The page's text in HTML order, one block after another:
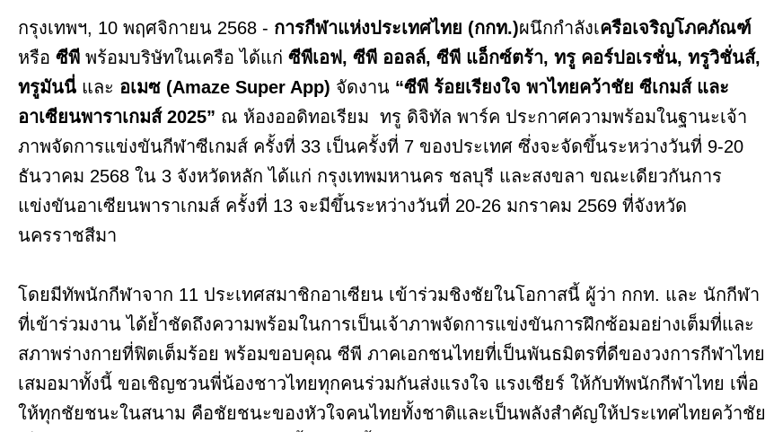
กรุงเทพฯ, 10 พฤศจิกายน 2568 - การกีฬาแห่งประเทศไทย (กกท.)ผนึกกำลังเครือเจริญโภคภัณฑ์
หรือ ซีพี พร้อมบริษัทในเครือ ได้แก่ ซีพีเอฟ, ซีพี ออลล์, ซีพี แอ็กซ์ตร้า, ทรู คอร์ปอเรชั่น, ทรูวิชั่นส์,
ทรูมันนี่ และ อเมซ (Amaze Super App) จัดงาน “ซีพี ร้อยเรียงใจ พาไทยคว้าชัย ซีเกมส์ และ
อาเซียนพาราเกมส์ 2025” ณ ห้องออดิทอเรียม ทรู ดิจิทัล พาร์ค ประกาศความพร้อมในฐานะเจ้า
ภาพจัดการแข่งขันกีฬาซีเกมส์ ครั้งที่ 33 เป็นครั้งที่ 7 ของประเทศ ซึ่งจะจัดขึ้นระหว่างวันที่ 9-20
ธันวาคม 2568 ใน 3 จังหวัดหลัก ได้แก่ กรุงเทพมหานคร ชลบุรี และสงขลา ขณะเดียวกันการ
แข่งขันอาเซียนพาราเกมส์ ครั้งที่ 13 จะมีขึ้นระหว่างวันที่ 20-26 มกราคม 2569 ที่จังหวัด
นครราชสีมา
โดยมีทัพนักกีฬาจาก 11 ประเทศสมาชิกอาเซียน เข้าร่วมชิงชัยในโอกาสนี้ ผู้ว่า กกท. และ นักกีฬา
ที่เข้าร่วมงาน ได้ย้ำชัดถึงความพร้อมในการเป็นเจ้าภาพจัดการแข่งขันการฝึกซ้อมอย่างเต็มที่และ
สภาพร่างกายที่ฟิตเต็มร้อย พร้อมขอบคุณ ซีพี ภาคเอกชนไทยที่เป็นพันธมิตรที่ดีของวงการกีฬาไทย
เสมอมาทั้งนี้ ขอเชิญชวนพี่น้องชาวไทยทุกคนร่วมกันส่งแรงใจ แรงเชียร์ ให้กับทัพนักกีฬาไทย เพื่อ
ให้ทุกชัยชนะในสนาม คือชัยชนะของหัวใจคนไทยทั้งชาติและเป็นพลังสำคัญให้ประเทศไทยคว้าชัย